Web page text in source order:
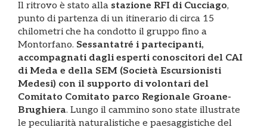
Il ritrovo è stato alla stazione RFI di Cucciago,
punto di partenza di un itinerario di circa 15
chilometri che ha condotto il gruppo fino a
Montorfano. Sessantatré i partecipanti,
accompagnati dagli esperti conoscitori del CAI
di Meda e della SEM (Società Escursionisti
Medesi) con il supporto di volontari del
Comitato Comitato parco Regionale Groane-
Brughiera. Lungo il cammino sono state illustrate
le peculiarità naturalistiche e paesaggistiche del